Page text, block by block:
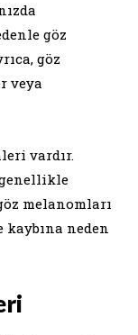
göz
göz
veya
vardır.
melanomları
neden